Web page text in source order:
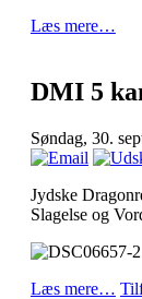
Læs mere…
DMI 5
Søndag, 30.
Jydske
Slagelse og
Læs mere…